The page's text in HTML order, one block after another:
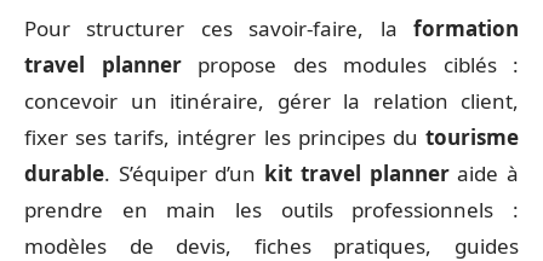
Pour structurer ces savoir-faire, la formation
travel plannerpropose des modules ciblés :
concevoir un itinéraire, gérer la relation client,
fixer ses tarifs, intégrer les principes du tourisme
durable. S’équiper d’un kit travel planneraide à
prendre en main les outils professionnels :
modèles de devis, fiches pratiques, guides